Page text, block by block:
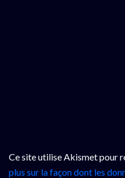
Ce site utilise Akismet pour
plus sur la façon dont les